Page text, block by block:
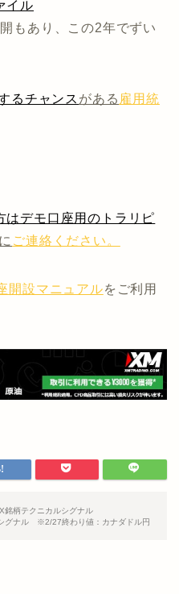
イル
もあり、この2年でずい
るチャンス がある 雇用統
はデモ口座用のトラリピ
ご連絡ください。
開設マニュアルをご利用
銘柄テクニカルシグナル
グナル ※2/27終わり値：カナダドル円